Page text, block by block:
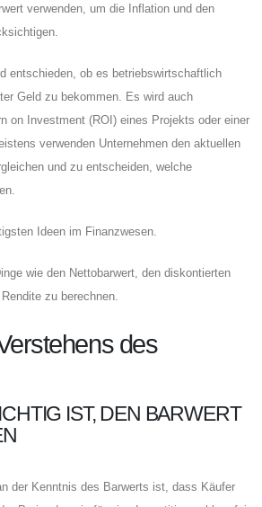
verwenden, um die Inflation und den
entschieden, ob es betriebswirtschaftlich
Geld zu bekommen. Es wird auch
on Investment (ROI) eines Projekts oder einer
verwenden Unternehmen den aktuellen
und zu entscheiden, welche
Ideen im Finanzwesen.
wie den Nettobarwert, den diskontierten
zu berechnen.
des
IST, DEN BARWERT
der Kenntnis des Barwerts ist, dass Käufer